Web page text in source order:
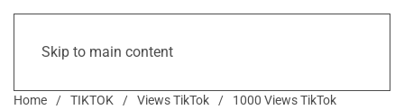
Skip to main content
Home TIKTOK Views TikTok 1000 Views TikTok